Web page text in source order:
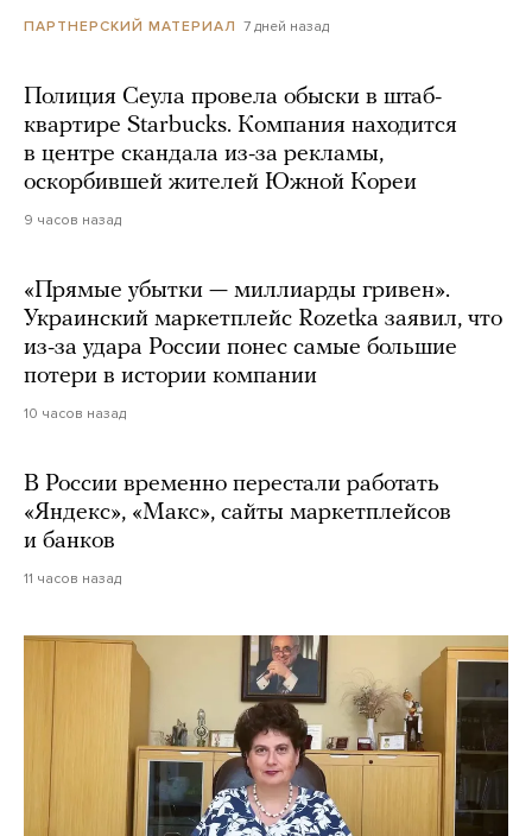
ПАРТНЕРСКИЙ МАТЕРИАЛ 7 дней назад
Полиция Сеула провела обыски в штаб-
квартире Starbucks. Компания находится
в центре скандала из-за рекламы,
оскорбившей жителей Южной Кореи
9 часов назад
«Прямые убытки — миллиарды гривен».
Украинский маркетплейс Rozetka заявил, что
из-за удара России понес самые большие
потери в истории компании
10 часов назад
В России временно перестали работать
«Яндекс», «Макс», сайты маркетплейсов
и банков
11 часов назад